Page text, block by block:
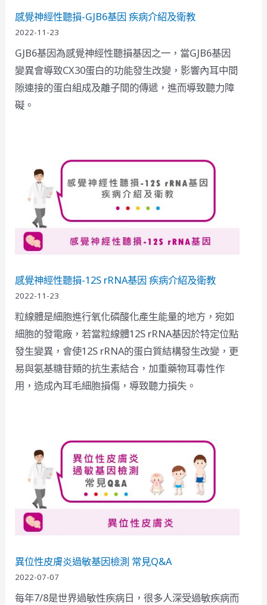
感覺神經性聽損-GJB6基因 疾病介紹及衛教
2022-11-23
GJB6基因為感覺神經性聽損基因之一，當GJB6基因
變異會導致CX30蛋白的功能發生改變，影響內耳中間
隙連接的蛋白組成及離子間的傳遞，進而導致聽力障
礙。
感覺神經性聽損-12S rRNA基因 疾病介紹及衛教
2022-11-23
粒線體是細胞進行氧化磷酸化產生能量的地方，宛如
細胞的發電廠，若當粒線體12S rRNA基因於特定位點
發生變異，會使12S rRNA的蛋白質結構發生改變，更
易與氨基糖苷類的抗生素結合，加重藥物耳毒性作
用，造成內耳毛細胞損傷，導致聽力損失。
異位性皮膚炎過敏基因檢測 常見Q&A
2022-07-07
每年7/8是世界過敏性疾病日，很多人深受過敏疾病而